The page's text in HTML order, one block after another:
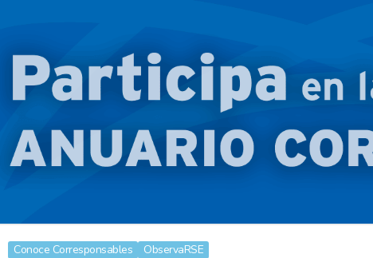
Conoce Corresponsables
ObservaRSE